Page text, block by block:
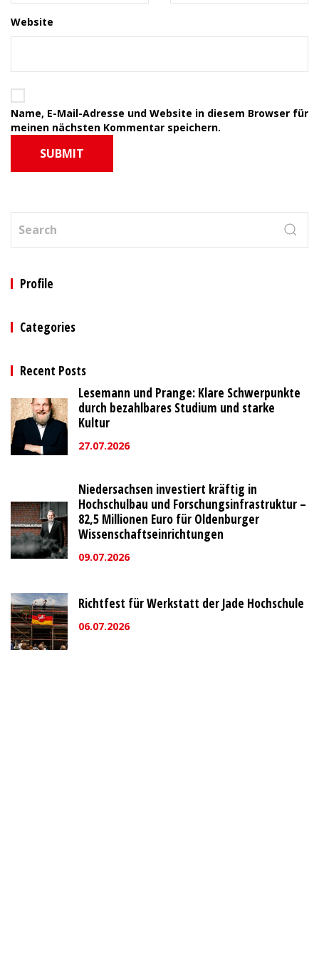
Website
Name, E-Mail-Adresse und Website in diesem Browser für
meinen nächsten Kommentar speichern.
SUBMIT
Profile
Categories
Recent Posts
Lesemann und Prange: Klare Schwerpunkte
durch bezahlbares Studium und starke
Kultur
27.07.2026
Niedersachsen investiert kräftig in
Hochschulbau und Forschungsinfrastruktur –
82,5 Millionen Euro für Oldenburger
Wissenschaftseinrichtungen
09.07.2026
Richtfest für Werkstatt der Jade Hochschule
06.07.2026